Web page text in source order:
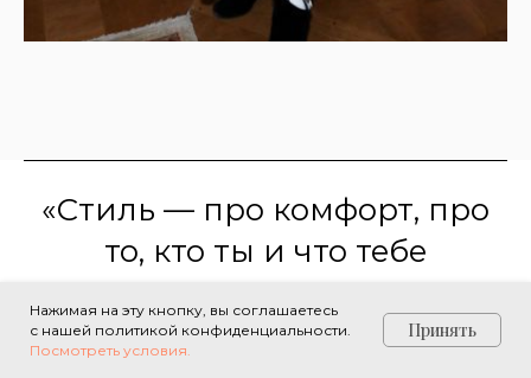
«Стиль — про комфорт, про
то, кто ты и что тебе
Нажимая на эту кнопку, вы соглашаетесь
с нашей политикой конфиденциальности.
Посмотреть условия.
Принять